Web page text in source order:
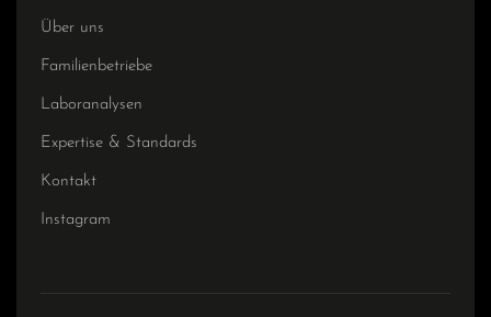
Über uns
Familienbetriebe
Laboranalysen
Expertise & Standards
Kontakt
Instagram